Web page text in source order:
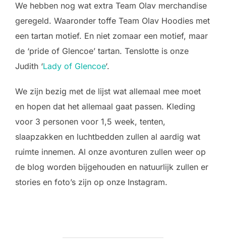
We hebben nog wat extra Team Olav merchandise
geregeld. Waaronder toffe Team Olav Hoodies met
een tartan motief. En niet zomaar een motief, maar
de ‘pride of Glencoe’ tartan. Tenslotte is onze
Judith ‘Lady of Glencoe‘.
We zijn bezig met de lijst wat allemaal mee moet
en hopen dat het allemaal gaat passen. Kleding
voor 3 personen voor 1,5 week, tenten,
slaapzakken en luchtbedden zullen al aardig wat
ruimte innemen. Al onze avonturen zullen weer op
de blog worden bijgehouden en natuurlijk zullen er
stories en foto’s zijn op onze Instagram.